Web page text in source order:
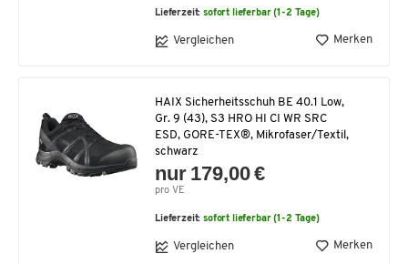
Lieferzeit:sofort lieferbar (1-2 Tage)
Vergleichen Merken
HAIX Sicherheitsschuh BE 40.1 Low,
Gr. 9 (43), S3 HRO HI CI WR SRC
ESD, GORE-TEX®, Mikrofaser/Textil,
schwarz
nur 179,00 €
pro VE
Lieferzeit:sofort lieferbar (1-2 Tage)
Vergleichen Merken